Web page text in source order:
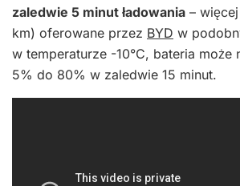
zaledwie 5 minut ładowania –
km) oferowane przez BYD w
w temperaturze -10°C, bateria może
5% do 80% w zaledwie 15 minut.